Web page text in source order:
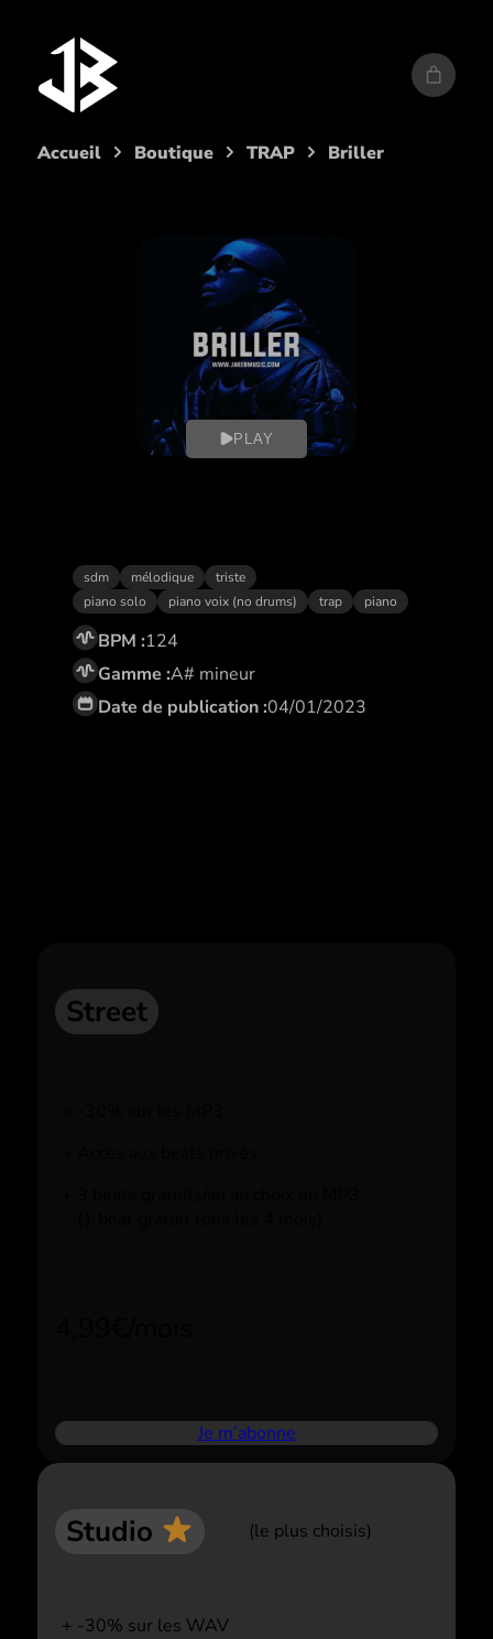
Accueil Boutique TRAP Briller
PLAY
sdm mélodique
triste
piano solo
piano voix (no drums) trap piano
BPM :124
Gamme :A# mineur
Date de publication :04/01/2023
Street
Je m’abonne
Studio (le plus choisis)
-30% sur les WAV